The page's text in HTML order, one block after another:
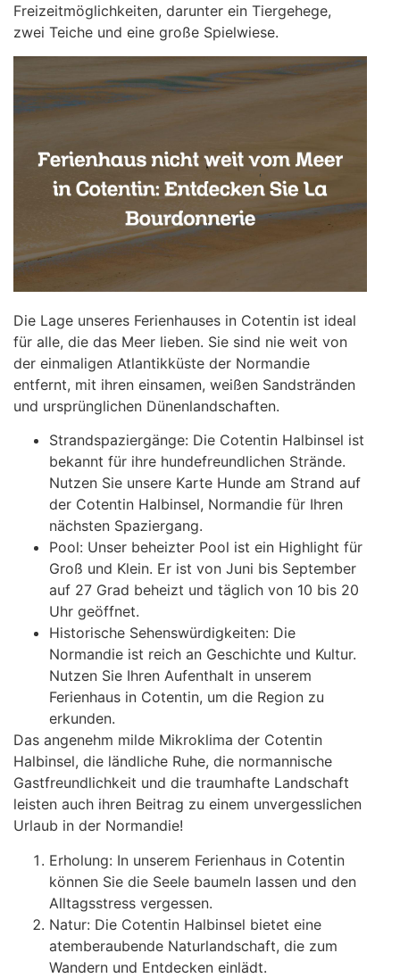
Freizeitmöglichkeiten, darunter ein Tiergehege,
zwei Teiche und eine große Spielwiese.
Die Lage unseres Ferienhauses in Cotentin ist ideal
für alle, die das Meer lieben. Sie sind nie weit von
der einmaligen Atlantikküste der Normandie
entfernt, mit ihren einsamen, weißen Sandstränden
und ursprünglichen Dünenlandschaften.
Strandspaziergänge: Die Cotentin Halbinsel ist
bekannt für ihre hundefreundlichen Strände.
Nutzen Sie unsere Karte Hunde am Strand auf
der Cotentin Halbinsel, Normandie für Ihren
nächsten Spaziergang.
Pool: Unser beheizter Pool ist ein Highlight für
Groß und Klein. Er ist von Juni bis September
auf 27 Grad beheizt und täglich von 10 bis 20
Uhr geöffnet.
Historische Sehenswürdigkeiten: Die
Normandie ist reich an Geschichte und Kultur.
Nutzen Sie Ihren Aufenthalt in unserem
Ferienhaus in Cotentin, um die Region zu
erkunden.
Das angenehm milde Mikroklima der Cotentin
Halbinsel, die ländliche Ruhe, die normannische
Gastfreundlichkeit und die traumhafte Landschaft
leisten auch ihren Beitrag zu einem unvergesslichen
Urlaub in der Normandie!
Erholung: In unserem Ferienhaus in Cotentin
können Sie die Seele baumeln lassen und den
Alltagsstress vergessen.
Natur: Die Cotentin Halbinsel bietet eine
atemberaubende Naturlandschaft, die zum
Wandern und Entdecken einlädt.